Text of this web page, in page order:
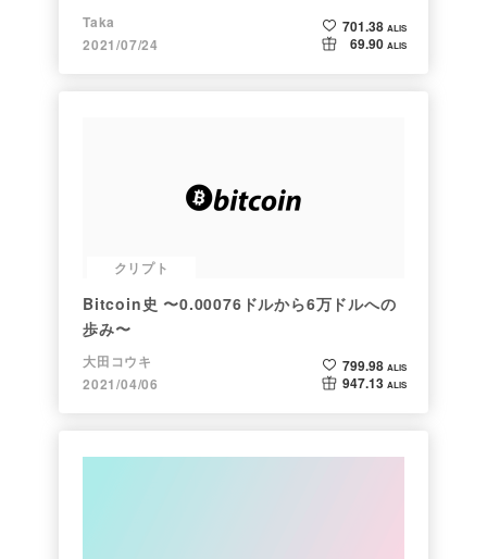
Taka
2021/07/24
701.38 ALIS
69.90 ALIS
クリプト
Bitcoin史 〜0.00076ドルから6万ドルへの
歩み〜
大田コウキ
2021/04/06
799.98 ALIS
947.13 ALIS